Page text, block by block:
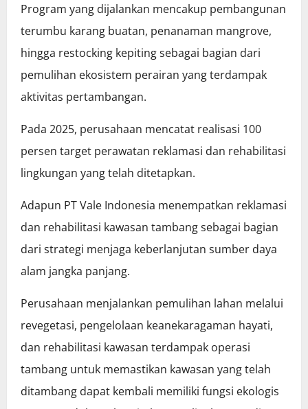
Program yang dijalankan mencakup pembangunan
terumbu karang buatan, penanaman mangrove,
hingga restocking kepiting sebagai bagian dari
pemulihan ekosistem perairan yang terdampak
aktivitas pertambangan.
Pada 2025, perusahaan mencatat realisasi 100
persen target perawatan reklamasi dan rehabilitasi
lingkungan yang telah ditetapkan.
Adapun PT Vale Indonesia menempatkan reklamasi
dan rehabilitasi kawasan tambang sebagai bagian
dari strategi menjaga keberlanjutan sumber daya
alam jangka panjang.
Perusahaan menjalankan pemulihan lahan melalui
revegetasi, pengelolaan keanekaragaman hayati,
dan rehabilitasi kawasan terdampak operasi
tambang untuk memastikan kawasan yang telah
ditambang dapat kembali memiliki fungsi ekologis